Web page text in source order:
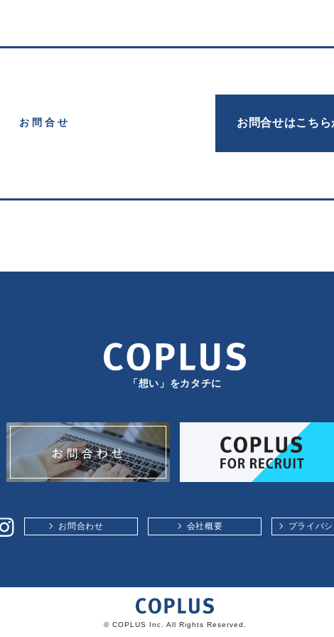
お問合せ お問合せはこちら
「想い」をカタチに
お問合わせ 会社概要 プライバ
© COPLUS Inc. All Rights Reserved.